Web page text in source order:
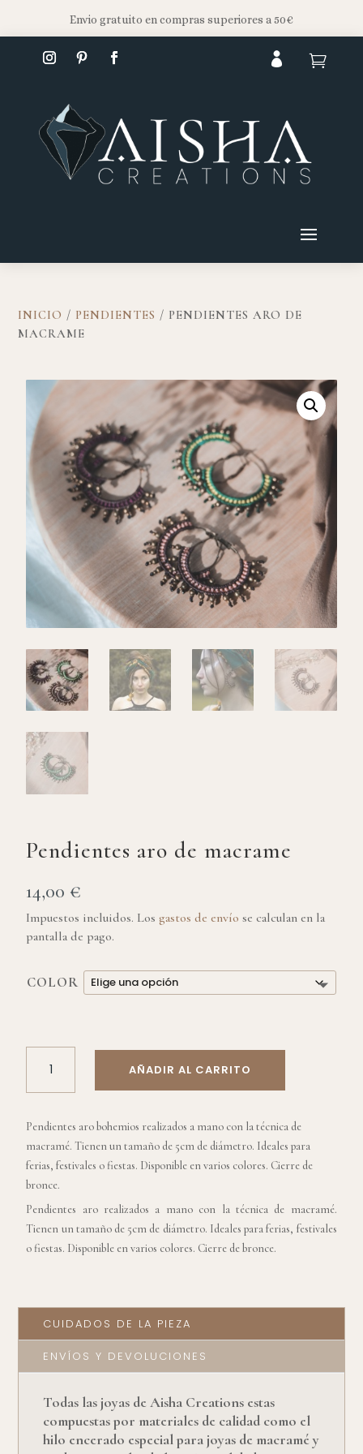
Envio gratuito en compras superiores a 50€


INICIO / PENDIENTES / PENDIENTES ARO DE
MACRAME
Pendientes aro de macrame
14,00 €
Impuestos incluidos. Los gastos de envío se calculan en la
pantalla de pago.
COLOR
PENDIENTES
ARO
DE
CANTIDAD
AÑADIR AL CARRITO
Pendientes aro bohemios realizados a mano con la técnica de
macramé. Tienen un tamaño de 5cm de diámetro. Ideales para
ferias, festivales o fiestas. Disponible en varios colores. Cierre de
bronce.
Pendientes aro realizados a mano con la técnica de macramé.
Tienen un tamaño de 5cm de diámetro. Ideales para ferias, festivales
o fiestas. Disponible en varios colores. Cierre de bronce.
CUIDADOS DE LA PIEZA
ENVÍOS Y DEVOLUCIONES
Todas las joyas de Aisha Creations estas
compuestas por materiales de calidad como el
hilo encerado especial para joyas de macramé y